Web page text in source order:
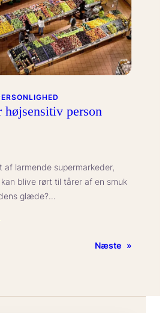
højsensitiv person
af larmende supermarkeder,
blive rørt til tårer af en smuk
glæde?…
Næste »